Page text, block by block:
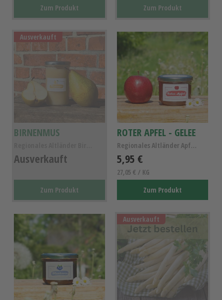
Zum Produkt Zum Produkt
Ausverkauft
BIRNENMUS
Ausverkauft
Zum Produkt
ROTER APFEL - GELEE
Regionales Altländer Apfelgelee aus Kissabel Apfel...
5,95 €
27,05 € / KG
Zum Produkt
Ausverkauft